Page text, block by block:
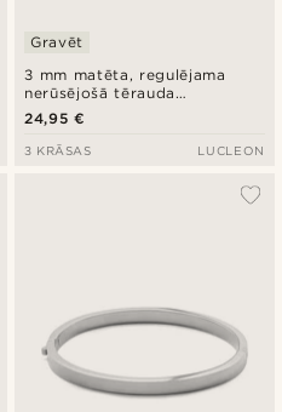
3 mm matēta, regulējama
nerūsējošā tērauda
rokassprādze sudraba krāsā
Gravēt
24,95 €
3 KRĀSAS LUCLEON